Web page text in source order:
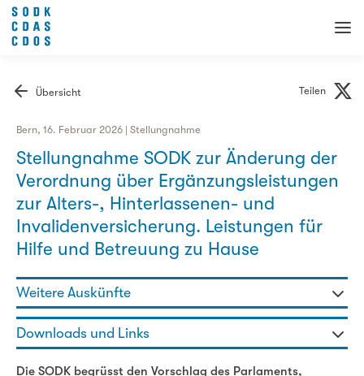
Übersicht Teilen
Bern, 16. Februar 2026 | Stellungnahme
Stellungnahme SODK zur Änderung der
Verordnung über Ergänzungsleistungen
zur Alters-, Hinterlassenen- und
Invalidenversicherung. Leistungen für
Hilfe und Betreuung zu Hause
Weitere Auskünfte
Remo Dörig - Stv. Generalsekretär Fachbereichsleiter
031 320 29 98
Downloads und Links
Stellungnahme SODK zur Änderung der EL-Verordnung
Die SODK begrüsst den Vorschlag des Parlaments,